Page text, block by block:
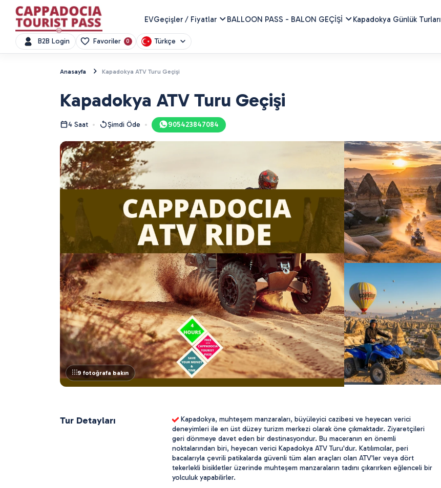
EVGeçişler / Fiyatlar BALLOON PASS - BALON GEÇİŞİ Kapadokya Günlük Turları
B2B Login Favoriler 0 Türkçe
Anasayfa Kapadokya ATV Turu Geçişi
Kapadokya ATV Turu Geçişi
4 Saat Şimdi Öde 905423847084
9 fotoğrafa bakın
Tur Detayları
Kapadokya, muhteşem manzaraları, büyüleyici cazibesi ve heyecan verici
deneyimleri ile en üst düzey turizm merkezi olarak öne çıkmaktadır. Ziyaretçileri
geri dönmeye davet eden bir destinasyondur. Bu maceranın en önemli
noktalarından biri, heyecan verici Kapadokya ATV Turu'dur. Katılımcılar, peri
bacalarıyla çevrili patikalarda güvenli tüm alan araçları olan ATV'ler veya dört
tekerlekli bisikletler üzerinde muhteşem manzaraların tadını çıkarırken eğlenceli bir
yolculuk yapabilirler.